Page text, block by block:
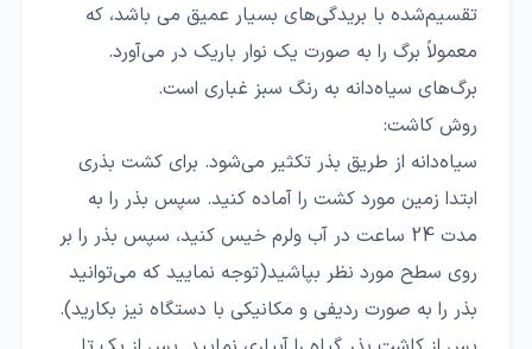
تقسیم‌شده با بریدگی‌های بسیار عمیق می باشد، که
معمولاً برگ را به صورت یک نوار باریک در می‌آورد.
برگ‌های سیاه‌دانه به رنگ سبز غباری است.
روش کاشت:
سیاه‌دانه از طریق بذر تکثیر می‌شود. برای کشت بذری
ابتدا زمین مورد کشت را آماده کنید. سپس بذر را به
مدت 24 ساعت در آب ولرم خیس کنید، سپس بذر را بر
روی سطح مورد نظر بپاشید(توجه نمایید که می‌توانید
بذر را به صورت ردیفی و مکانیکی با دستگاه نیز بکارید).